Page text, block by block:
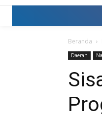
Beranda
Daerah